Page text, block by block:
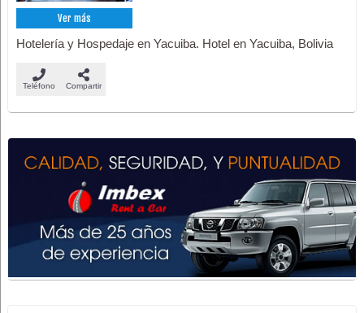
Ver más
Hotelería y Hospedaje en Yacuiba. Hotel en Yacuiba, Bolivia
Teléfono Compartir